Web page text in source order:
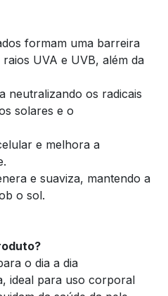
formam uma barreira
UVA e UVB, além da
neutralizando os radicais
solares e o
e melhora a
e suaviza, mantendo a
o sol.
o dia a dia
ideal para uso corporal